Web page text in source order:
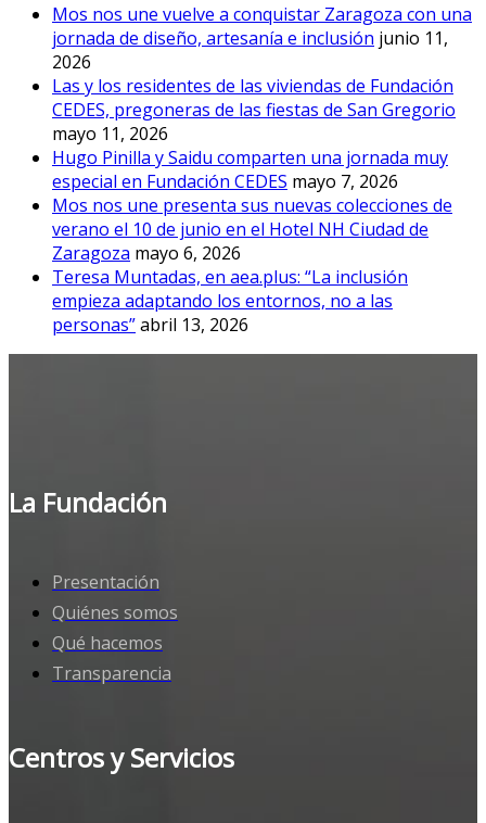
Mos nos une vuelve a conquistar Zaragoza con una
jornada de diseño, artesanía e inclusión junio 11,
2026
Las y los residentes de las viviendas de Fundación
CEDES, pregoneras de las fiestas de San Gregorio
mayo 11, 2026
Hugo Pinilla y Saidu comparten una jornada muy
especial en Fundación CEDES mayo 7, 2026
Mos nos une presenta sus nuevas colecciones de
verano el 10 de junio en el Hotel NH Ciudad de
Zaragoza mayo 6, 2026
Teresa Muntadas, en aea.plus: “La inclusión
empieza adaptando los entornos, no a las
personas”abril 13, 2026
La Fundación
Presentación
Quiénes somos
Qué hacemos
Transparencia
Centros y Servicios